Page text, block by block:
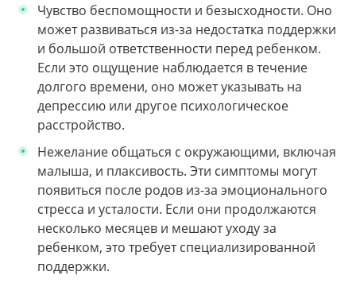
Чувство беспомощности и безысходности. Оно
может развиваться из-за недостатка поддержки
и большой ответственности перед ребенком.
Если это ощущение наблюдается в течение
долгого времени, оно может указывать на
депрессию или другое психологическое
расстройство.
Нежелание общаться с окружающими, включая
малыша, и плаксивость. Эти симптомы могут
появиться после родов из-за эмоционального
стресса и усталости. Если они продолжаются
несколько месяцев и мешают уходу за
ребенком, это требует специализированной
поддержки.